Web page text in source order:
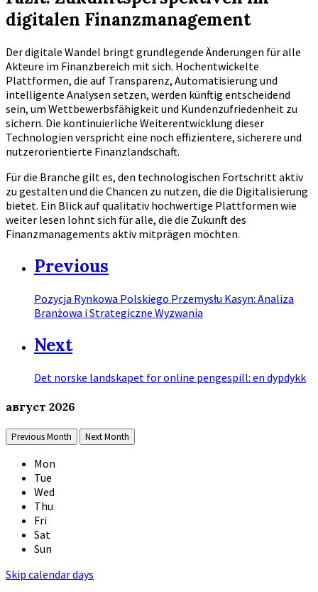
digitalen Finanzmanagement
Der digitale Wandel bringt grundlegende Änderungen für alle
Akteure im Finanzbereich mit sich. Hochentwickelte
Plattformen, die auf Transparenz, Automatisierung und
intelligente Analysen setzen, werden künftig entscheidend
sein, um Wettbewerbsfähigkeit und Kundenzufriedenheit zu
sichern. Die kontinuierliche Weiterentwicklung dieser
Technologien verspricht eine noch effizientere, sicherere und
nutzerorientierte Finanzlandschaft.
Für die Branche gilt es, den technologischen Fortschritt aktiv
zu gestalten und die Chancen zu nutzen, die die Digitalisierung
bietet. Ein Blick auf qualitativ hochwertige Plattformen wie
weiter lesen lohnt sich für alle, die die Zukunft des
Finanzmanagements aktiv mitprägen möchten.
Previous
Pozycja Rynkowa Polskiego Przemysłu Kasyn: Analiza
Branżowa i Strategiczne Wyzwania
Next
Det norske landskapet for online pengespill: en dypdykk
август 2026
Previous Month Next Month
Mon
Tue
Wed
Thu
Fri
Sat
Sun
Skip calendar days